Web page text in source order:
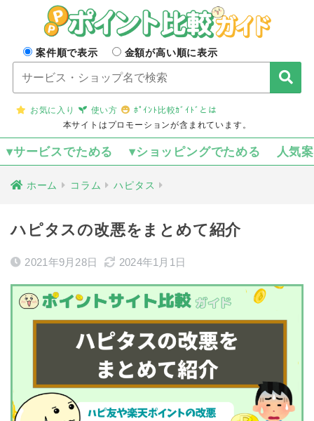
案件順で表示 金額が高い順に表示
お気に入り 使い方
ﾎﾟｲﾝﾄ比較ｶﾞｲﾄﾞとは
本サイトはプロモーションが含まれています。
▾サービスでためる ▾ショッピングでためる 人気
ホーム コラム ハピタス
ハピタスの改悪をまとめて紹介
2021年9月28日 2024年1月1日